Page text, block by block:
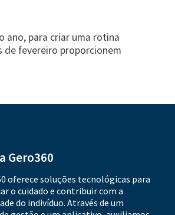
ano, para criar uma rotina
de fevereiro proporcionem
Gero360
oferece soluções tecnológicas para
o cuidado e contribuir com a
do indivíduo. Através de um